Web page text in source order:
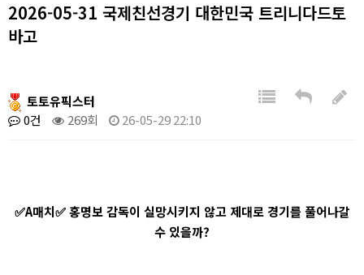
2026-05-31 국제친선경기 대한민국 트리니다드토
바고
토토유픽스터
0건
269회 26-05-29 22:10
✅A매치✅ 홍명보 감독이 실망시키지 않고 제대로 경기를 풀어나갈
수 있을까?